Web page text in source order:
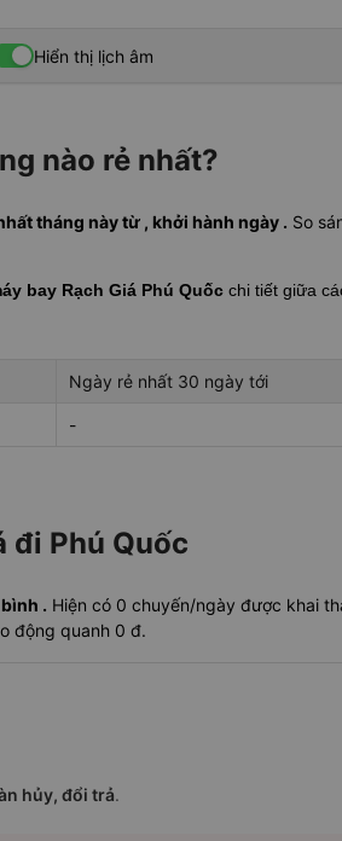
Hiển thị lịch âm
nào rẻ nhất?
tháng này từ , khởi hành ngày . So
bay Rạch Giá Phú Quốc chi tiết giữa
Ngày rẻ nhất 30 ngày tới
-
đi Phú Quốc
. Hiện có 0 chuyến/ngày được khai
động quanh 0 đ.
hủy, đổi trả.